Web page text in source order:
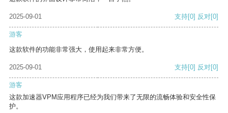
2025-09-01 支持[0] 反对[0]
游客
这款软件的功能非常强大，使用起来非常方便。
2025-09-01 支持[0] 反对[0]
游客
这款加速器VPM应用程序已经为我们带来了无限的流畅体验和安全性保
护。